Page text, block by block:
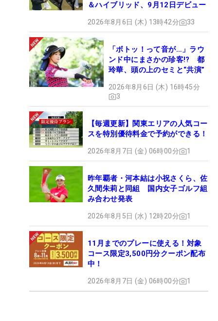
＆ハイブリッド、9月12日デビュー
2026年8月6日 (木) 13時42分 33
「ボトッ！って音が…」ラウ
ンド中にまさかの珍客!? 都
玲華、頭の上のセミと“共演”
2026年8月6日 (木) 16時45分
3
【毎週更新】関東エリアの人気コー
スを特別優待料金で予約ができる！
2026年8月7日 (金) 06時00分 1
昨年覇者・河本結は小祝さくら、佐
久間朱莉と同組 国内女子ゴルフ組
み合わせ発表
2026年8月5日 (水) 12時20分 1
11月までのプレーに使える！対象
コース限定3,500円分クーポン配布
中！
2026年8月7日 (金) 06時00分 1